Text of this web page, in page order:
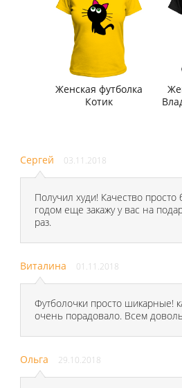
Женская футболка
Котик
Сергей 03.11.2018
Получил худи! Качество
годом еще закажу у вас на
раз.
Виталина 01.11.2018
Футболочки просто шикарные!
очень порадовало. Всем
Ольга 29.10.2018